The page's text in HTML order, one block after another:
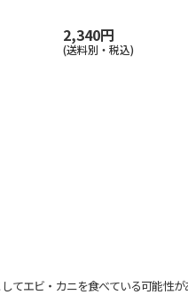
2,340円
(送料別・税込)
エビ・カニを食べている可能性が